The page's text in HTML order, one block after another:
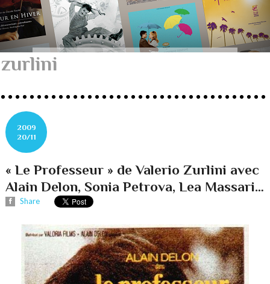
zurlini
2009
20/11
« Le Professeur » de Valerio Zurlini avec
Alain Delon, Sonia Petrova, Lea Massari…
Share